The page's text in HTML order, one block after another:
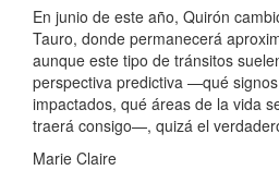
En junio de este año, Quirón
Tauro, donde permanecerá
aunque este tipo de tránsitos
perspectiva predictiva —qué
impactados, qué áreas de la vida
traerá consigo—, quizá el
Marie Claire